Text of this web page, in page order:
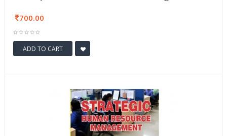
700.00
ADD TO CART